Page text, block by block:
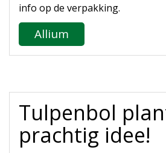
info op de verpakking.
Allium
Tulpenbol
prachtig idee!